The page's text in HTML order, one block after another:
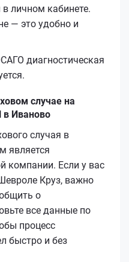
личном кабинете.
— это удобно и
диагностическая
случае на
в Иваново
случая в
является
компании. Если у вас
Круз, важно
о
все данные по
процесс
быстро и без